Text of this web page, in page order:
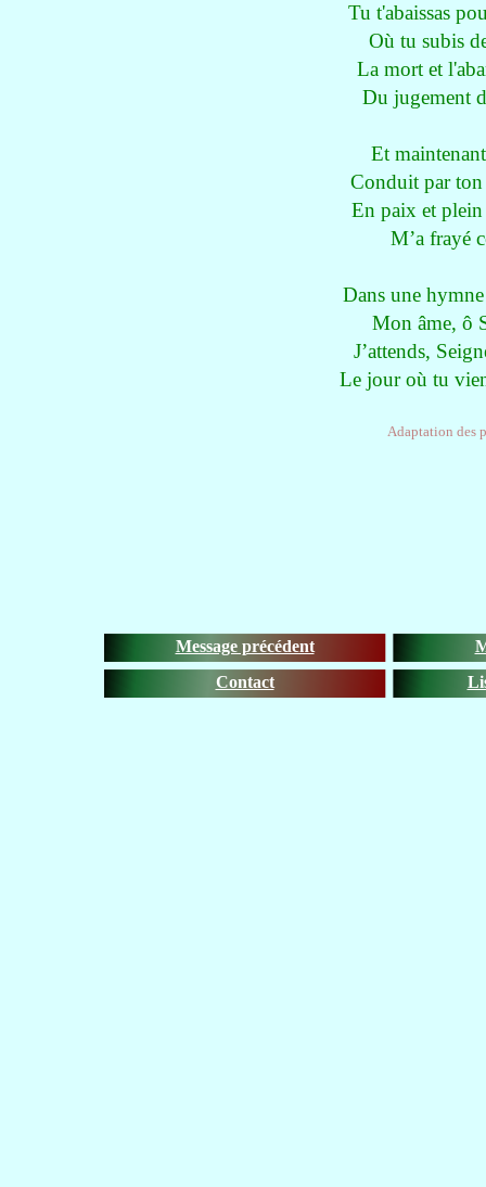
Tu t'abaissas
Où tu subis
La mort et
Du jugement
Et
Conduit par ton
En paix et
M’a frayé
Dans une
Mon âme, ô
J’attends,
Le jour où tu
Adaptation des
Message précédent
Contact